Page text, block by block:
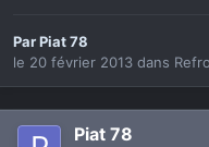
ParPiat 78
le 20 février 2013 dans
Piat 78